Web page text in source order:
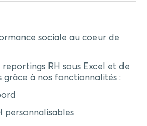
sociale au coeur de
reportings RH sous Excel et de
grâce à nos fonctionnalités :